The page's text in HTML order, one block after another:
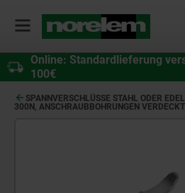
Online: Standardlieferung
100€
SPANNVERSCHLÜSSE STAHL ODER
300N, ANSCHRAUBBOHRUNGEN VERDECKT